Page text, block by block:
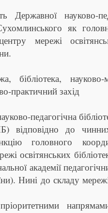
Державної науково-
як
мережі
бібліотека, науково-
практичний захід
педагогічна
відповідно до
головного
освітянських
академії
Нині до складу